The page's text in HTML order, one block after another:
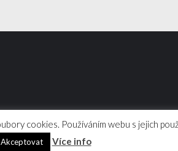
cookies. Používáním webu s jejich
Akceptovat Více info